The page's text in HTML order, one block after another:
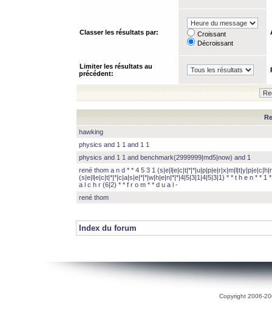
Classer les résultats par:
Croissant
Décroissant
Limiter les résultats au
précédent:
hawking
physics and 1 1 and 1 1
physics and 1 1 and benchmark(2999999|md5|now) and 1
rené thom a n d * * 4 5 3 1
(s|e|l|e|c|t|*|*|c|a|s|e|*|*|w|h|e|n|*|*|4|5|3|1|4|5|3|1) * * t h e n * * 1
a l c h r (6|2) * * f r o m * * d u a l -
rené thom
Index du forum
Copyright 2006-